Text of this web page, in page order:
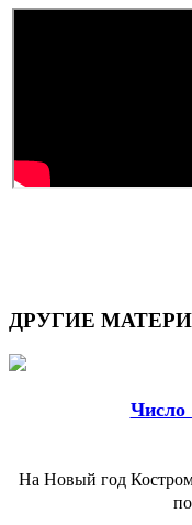
ДРУГИЕ
Число
На Новый год